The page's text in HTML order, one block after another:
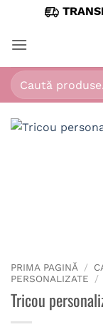
content
Caută
după:
PRIMA PAGINĂ /
PERSONALIZATE
/
Tricou